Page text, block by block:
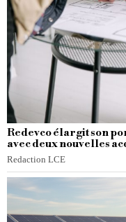
Redevco élargit son
avec deux nouvelles
Redaction LCE